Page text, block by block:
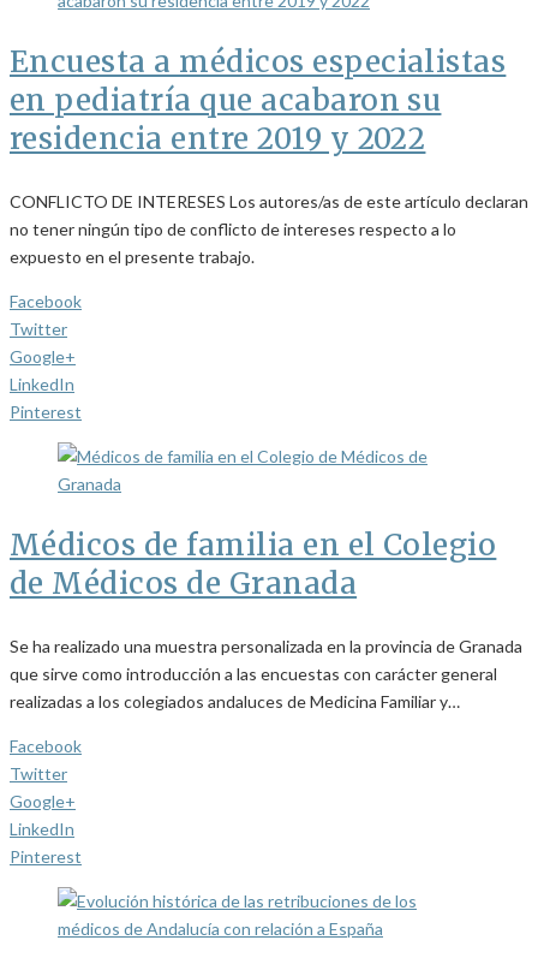
Encuesta a médicos especialistas
en pediatría que acabaron su
residencia entre 2019 y 2022
CONFLICTO DE INTERESES Los autores/as de este artículo declaran
no tener ningún tipo de conflicto de intereses respecto a lo
expuesto en el presente trabajo.
Facebook
Twitter
Google+
LinkedIn
Pinterest
Médicos de familia en el Colegio
de Médicos de Granada
Se ha realizado una muestra personalizada en la provincia de Granada
que sirve como introducción a las encuestas con carácter general
realizadas a los colegiados andaluces de Medicina Familiar y…
Facebook
Twitter
Google+
LinkedIn
Pinterest